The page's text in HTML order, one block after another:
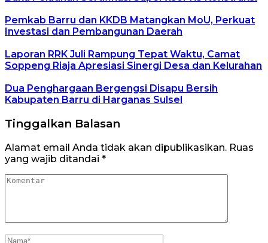
Pemkab Barru dan KKDB Matangkan MoU, Perkuat
Investasi dan Pembangunan Daerah
Laporan RRK Juli Rampung Tepat Waktu, Camat
Soppeng Riaja Apresiasi Sinergi Desa dan Kelurahan
Dua Penghargaan Bergengsi Disapu Bersih
Kabupaten Barru di Harganas Sulsel
Tinggalkan Balasan
Alamat email Anda tidak akan dipublikasikan. Ruas
yang wajib ditandai *